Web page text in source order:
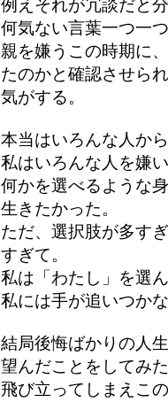
例えそれが冗談だと
何気ない言葉一つ一
親を嫌うこの時期に
たのかと確認させら
気がする。
本当はいろんな人か
私はいろんな人を嫌
何かを選べるような
生きたかった。
ただ、選択肢が多す
すぎて。
私は「わたし」を選
私には手が追いつか
結局後悔ばかりの人
望んだことをしてみ
飛び立ってしまえこ